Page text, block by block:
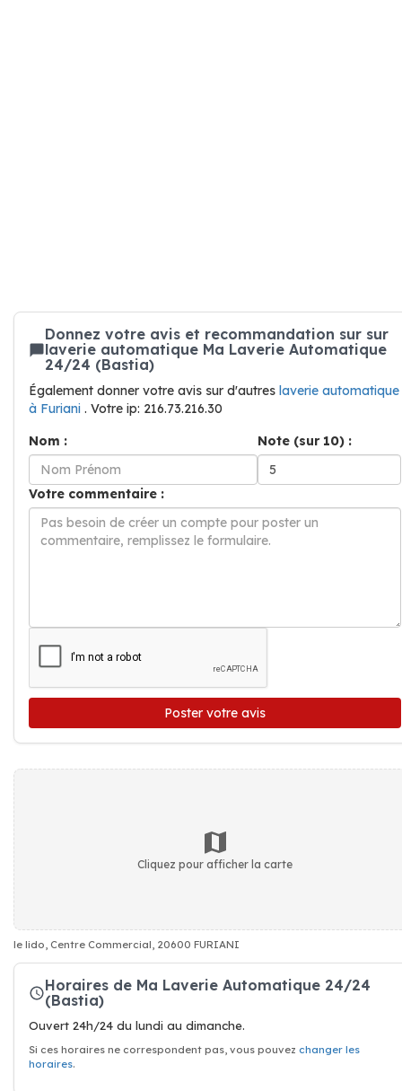
Donnez votre avis et recommandation sur sur
laverie automatique Ma Laverie Automatique
24/24 (Bastia)
Également donner votre avis sur d'autres laverie automatique
à Furiani . Votre ip: 216.73.216.30
Nom :
Note (sur 10) :
Votre commentaire :
Poster votre avis
Cliquez pour afficher la carte
le lido, Centre Commercial, 20600 FURIANI
Horaires de Ma Laverie Automatique 24/24
(Bastia)
Ouvert 24h/24 du lundi au dimanche.
Si ces horaires ne correspondent pas, vous pouvez changer les
horaires.